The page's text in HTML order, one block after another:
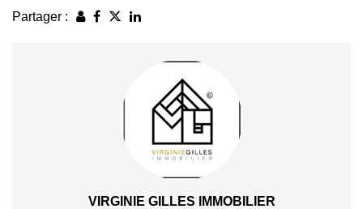
Partager :
VIRGINIE GILLES IMMOBILIER